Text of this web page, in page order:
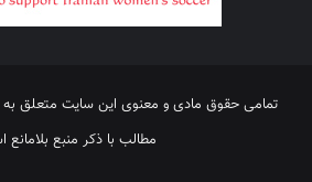
تمامی حقوق مادی و معنوی این سایت متعلق به
مطالب با ذکر منبع